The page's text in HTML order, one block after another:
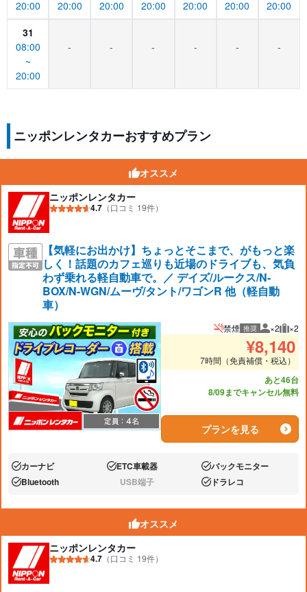
20:00 20:00 20:00 20:00 20:00 20:00
20:00
31
08:00
~
20:00
- - - - - -
ニッポンレンタカーおすすめプラン
オススメ
ニッポンレンタカー
4.7 （口コミ 19件）
【気軽にお出かけ】ちょっとそこまで、がもっと楽
しく！話題のカフェ巡りも近場のドライブも、気負
わず乗れる軽自動車で。／ デイズ/ルークス/N-
BOX/N-WGN/ムーヴ/タント/ワゴンR 他（軽自動
車）
禁煙 推奨 推奨人数
×2 推奨
×2
¥8,140
7時間（免責補償・税込）
あと46台
8/09までキャンセル無料
プランを見る
あり:カーナビ あり:ETC車載器 あり:バックモニター
あり:Bluetooth なし:USB端子 あり:ドラレコ
オススメ
ニッポンレンタカー
4.7 （口コミ 19件）